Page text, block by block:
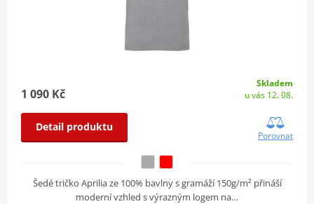
1 090 Kč
Skladem
u vás 12. 08.
Detail produktu
Porovnat
Šedé tričko Aprilia ze 100% bavlny s gramáží 150g/m² přináší
moderní vzhled s výrazným logem na…